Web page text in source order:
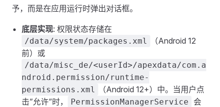
予，而是在应用运行时弹出对话框。
底层实现: 权限状态存储在
/data/system/packages.xml
（Android 12
前）或
/data/misc_de/<userId>/apexdata/com.a
ndroid.permission/runtime-
permissions.xml
（Android 12+）中。当用户点
击”允许”时，
PermissionManagerService
会